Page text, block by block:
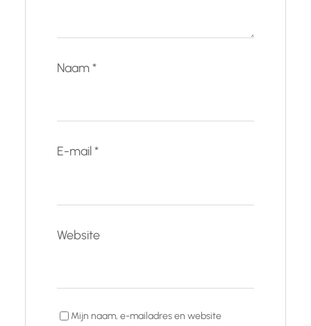
Naam*
E-mail*
Website
Mijn naam, e-mailadres en website